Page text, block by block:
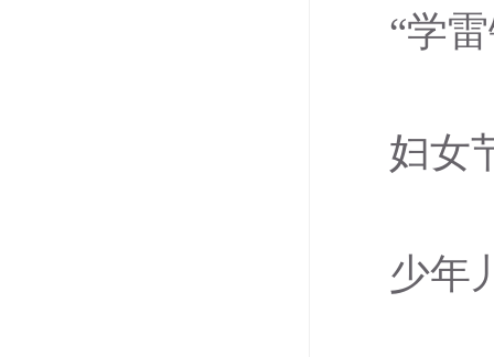
“学
妇女
少年